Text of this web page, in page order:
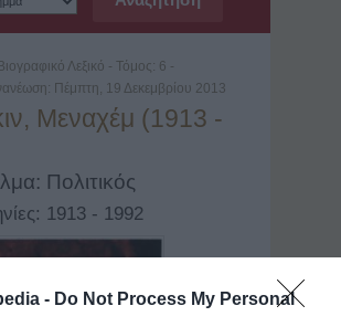
- Do Not Process My Personal
Λεξικό - Τόμος: 6 -
Πέμπτη, 19 Δεκεμβρίου 2013
Μεναχέμ (1913 -
Πολιτικός
1913 - 1992